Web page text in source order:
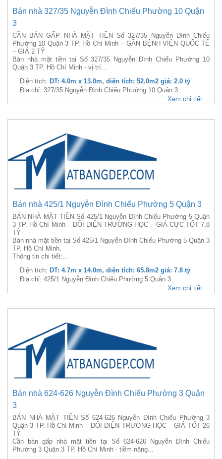
Bán nhà 327/35 Nguyễn Đình Chiểu Phường 10 Quận
3
CẦN BÁN GẤP NHÀ MẶT TIỀN Số 327/35 Nguyễn Đình Chiểu
Phường 10 Quận 3 TP. Hồ Chí Minh – GẦN BỆNH VIỆN QUỐC TẾ
– GIÁ 2 TỶ
Bán nhà mặt tiền tại Số 327/35 Nguyễn Đình Chiểu Phường 10
Quận 3 TP. Hồ Chí Minh - vị trí...
Diện tích: DT: 4.0m x 13.0m, diện tích: 52.0m2 giá: 2.0 tỷ
Địa chỉ: 327/35 Nguyễn Đình Chiểu Phường 10 Quận 3
Xem chi tiết
Bán nhà 425/1 Nguyễn Đình Chiểu Phường 5 Quận 3
BÁN NHÀ MẶT TIỀN Số 425/1 Nguyễn Đình Chiểu Phường 5 Quận
3 TP. Hồ Chí Minh – ĐỐI DIỆN TRƯỜNG HỌC – GIÁ CỰC TỐT 7,8
TỶ
Bán nhà mặt tiền tại Số 425/1 Nguyễn Đình Chiểu Phường 5 Quận 3
TP. Hồ Chí Minh.
Thông tin chi tiết:...
Diện tích: DT: 4.7m x 14.0m, diện tích: 65.8m2 giá: 7.8 tỷ
Địa chỉ: 425/1 Nguyễn Đình Chiểu Phường 5 Quận 3
Xem chi tiết
Bán nhà 624-626 Nguyễn Đình Chiểu Phường 3 Quận
3
BÁN NHÀ MẶT TIỀN Số 624-626 Nguyễn Đình Chiểu Phường 3
Quận 3 TP. Hồ Chí Minh – ĐỐI DIỆN TRƯỜNG HỌC – GIÁ TỐT 26
TỶ
Cần bán gấp nhà mặt tiền tại Số 624-626 Nguyễn Đình Chiểu
Phường 3 Quận 3 TP. Hồ Chí Minh - tiềm năng...